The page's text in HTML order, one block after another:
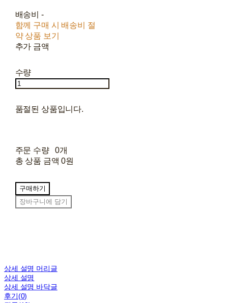
배송비 -
함께 구매 시 배송비 절
약 상품 보기
추가 금액
수량
품절된 상품입니다.
주문 수량
0개
총 상품 금액 0원
구매하기
장바구니에 담기
상세 설명 머리글
상세 설명
상세 설명 바닥글
후기(0)